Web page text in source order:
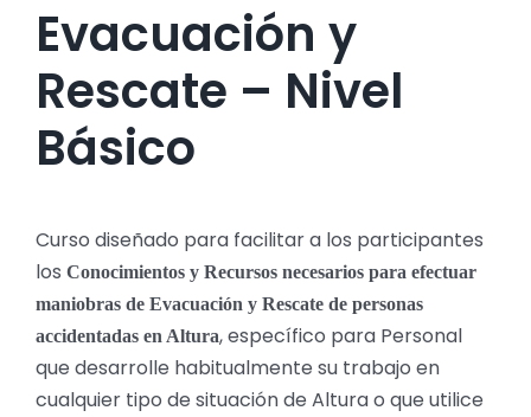
Evacuación y
Rescate – Nivel
Básico
Curso diseñado para facilitar a los participantes
los Conocimientos y Recursos necesarios para efectuar
maniobras de Evacuación y Rescate de personas
accidentadas en Altura, específico para Personal
que desarrolle habitualmente su trabajo en
cualquier tipo de situación de Altura o que utilice